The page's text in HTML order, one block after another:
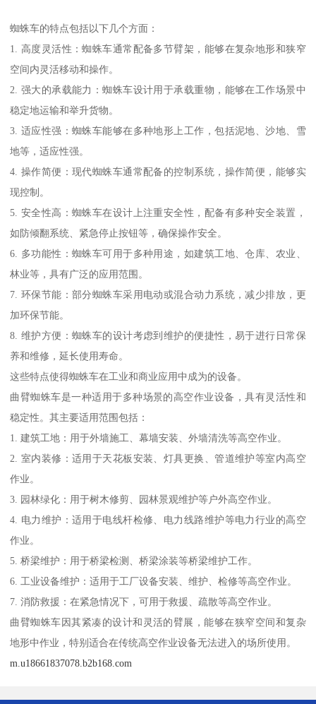
蜘蛛车的特点包括以下几个方面：
1. 高度灵活性：蜘蛛车通常配备多节臂架，能够在复杂地形和狭窄
空间内灵活移动和操作。
2. 强大的承载能力：蜘蛛车设计用于承载重物，能够在工作场景中
稳定地运输和举升货物。
3. 适应性强：蜘蛛车能够在多种地形上工作，包括泥地、沙地、雪
地等，适应性强。
4. 操作简便：现代蜘蛛车通常配备的控制系统，操作简便，能够实
现控制。
5. 安全性高：蜘蛛车在设计上注重安全性，配备有多种安全装置，
如防倾翻系统、紧急停止按钮等，确保操作安全。
6. 多功能性：蜘蛛车可用于多种用途，如建筑工地、仓库、农业、
林业等，具有广泛的应用范围。
7. 环保节能：部分蜘蛛车采用电动或混合动力系统，减少排放，更
加环保节能。
8. 维护方便：蜘蛛车的设计考虑到维护的便捷性，易于进行日常保
养和维修，延长使用寿命。
这些特点使得蜘蛛车在工业和商业应用中成为的设备。
曲臂蜘蛛车是一种适用于多种场景的高空作业设备，具有灵活性和
稳定性。其主要适用范围包括：
1. 建筑工地：用于外墙施工、幕墙安装、外墙清洗等高空作业。
2. 室内装修：适用于天花板安装、灯具更换、管道维护等室内高空
作业。
3. 园林绿化：用于树木修剪、园林景观维护等户外高空作业。
4. 电力维护：适用于电线杆检修、电力线路维护等电力行业的高空
作业。
5. 桥梁维护：用于桥梁检测、桥梁涂装等桥梁维护工作。
6. 工业设备维护：适用于工厂设备安装、维护、检修等高空作业。
7. 消防救援：在紧急情况下，可用于救援、疏散等高空作业。
曲臂蜘蛛车因其紧凑的设计和灵活的臂展，能够在狭窄空间和复杂
地形中作业，特别适合在传统高空作业设备无法进入的场所使用。
m.u18661837078.b2b168.com